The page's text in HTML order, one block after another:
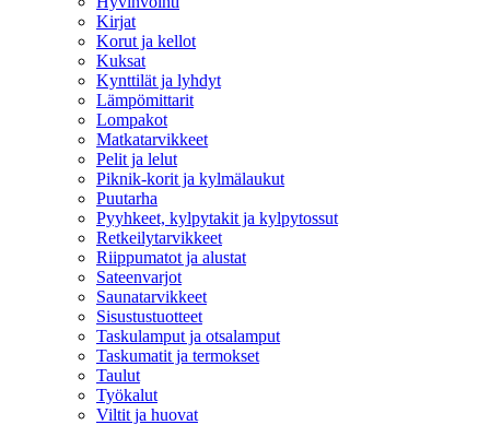
Kirjat
Korut ja kellot
Kuksat
Kynttilät ja lyhdyt
Lämpömittarit
Lompakot
Matkatarvikkeet
Pelit ja lelut
Piknik-korit ja kylmälaukut
Puutarha
Pyyhkeet, kylpytakit ja kylpytossut
Retkeilytarvikkeet
Riippumatot ja alustat
Sateenvarjot
Saunatarvikkeet
Sisustustuotteet
Taskulamput ja otsalamput
Taskumatit ja termokset
Taulut
Työkalut
Viltit ja huovat